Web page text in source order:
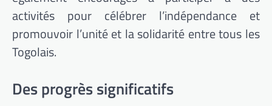
activités pour célébrer l’indépendance et
promouvoir l’unité et la solidarité entre tous les
Togolais.
Des progrès significatifs